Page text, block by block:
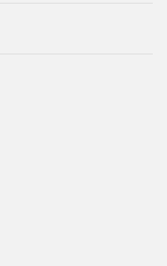
вирусов.
загрузка файлов не
Linux.
Linux.
для многосетевых ПК